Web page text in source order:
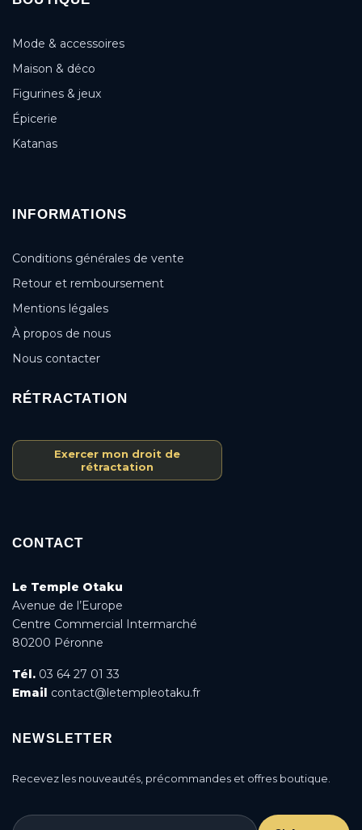
Mode & accessoires
Maison & déco
Figurines & jeux
Épicerie
Katanas
INFORMATIONS
Conditions générales de vente
Retour et remboursement
Mentions légales
À propos de nous
Nous contacter
RÉTRACTATION
Exercer mon droit de
rétractation
CONTACT
Le Temple Otaku
Avenue de l’Europe
Centre Commercial Intermarché
80200 Péronne
Tél. 03 64 27 01 33
Email contact@letempleotaku.fr
NEWSLETTER
Recevez les nouveautés, précommandes et offres boutique.